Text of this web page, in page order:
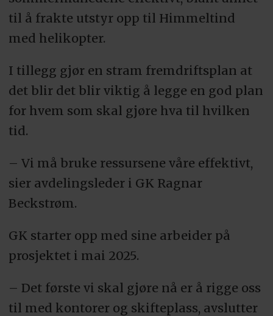
til å frakte utstyr opp til Himmeltind
med helikopter.
I tillegg gjør en stram fremdriftsplan at
det blir det blir viktig å legge en god plan
for hvem som skal gjøre hva til hvilken
tid.
– Vi må bruke ressursene våre effektivt,
sier avdelingsleder i GK Ragnar
Beckstrøm.
GK starter opp med sine arbeider på
prosjektet i mai 2025.
– Det første vi skal gjøre nå er å rigge oss
til med kontorer og skifteplass, avslutter